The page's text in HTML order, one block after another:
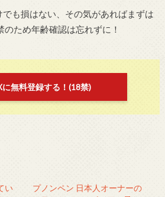
も損はない、その気があればまずは
ため年齢確認は忘れずに！
に無料登録する！(18禁)
い
プノンペン 日本人オーナーの